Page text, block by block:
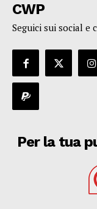
CWP
Seguici sui social e
Per la tua